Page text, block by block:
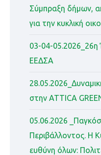
Σύμπραξη δήμων,
για την κυκλική
03-04-
ΕΕΔΣΑ
στην ATTICA
05.06.2026
Περιβάλλοντος. Η
ευθύνη όλων: